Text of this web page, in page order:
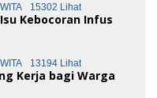
15302 Lihat
Kebocoran Infus
13194 Lihat
Kerja bagi Warga